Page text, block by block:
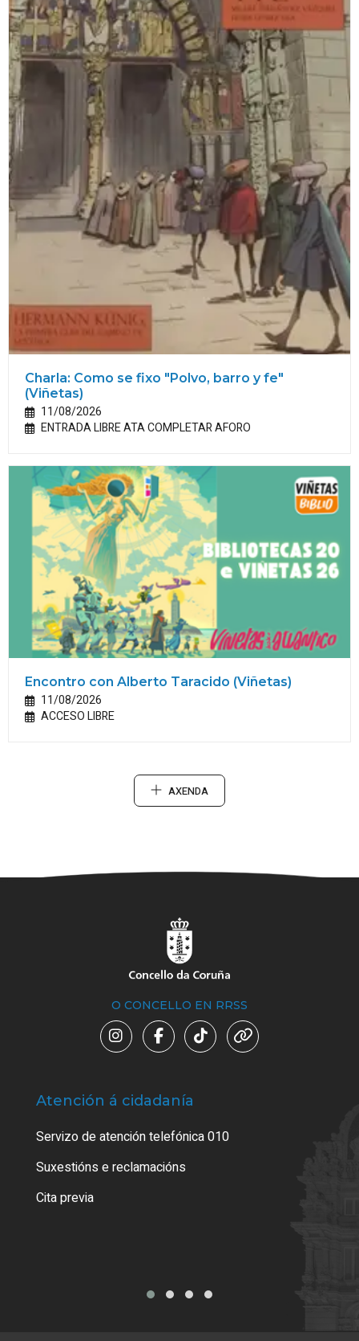
Charla: Como se fixo "Polvo, barro y fe"
(Viñetas)
11/08/2026
ENTRADA LIBRE ATA COMPLETAR AFORO
Encontro con Alberto Taracido (Viñetas)
11/08/2026
ACCESO LIBRE
AXENDA
O CONCELLO EN RRSS
Atención á cidadanía
Servizo de atención telefónica 010
Suxestións e reclamacións
Cita previa